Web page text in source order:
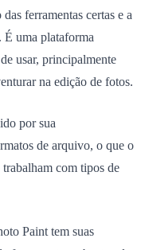
ferramentas certas e a
É uma plataforma
usar, principalmente
na edição de fotos.
por sua
de arquivo, o que o
com tipos de
Paint tem suas